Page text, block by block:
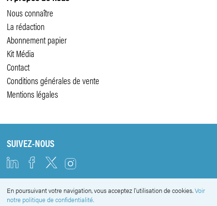
Nous connaître
La rédaction
Abonnement papier
Kit Média
Contact
Conditions générales de vente
Mentions légales
SUIVEZ-NOUS
NEWSLETTER
En poursuivant votre navigation, vous acceptez l'utilisation de cookies.Voir
notre politique de confidentialité.